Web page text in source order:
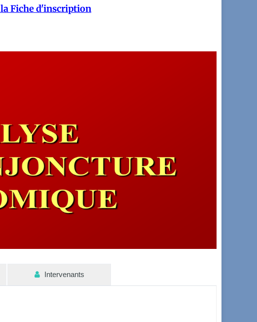
Fiche d'inscription
Intervenants